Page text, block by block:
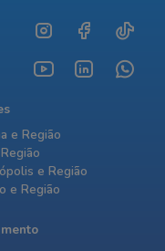
e Região
e Região
e Região